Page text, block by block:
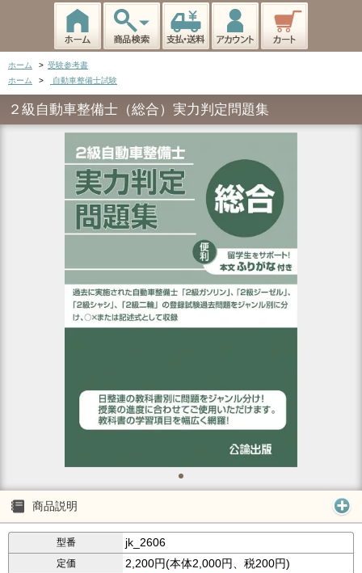
ホーム > 受験参考書
ホーム
> 自動車整備士試験
２級自動車整備士（総合）実力判定問題集
商品説明
型番 jk_2606
定価 2,200円(本体2,000円、税200円)